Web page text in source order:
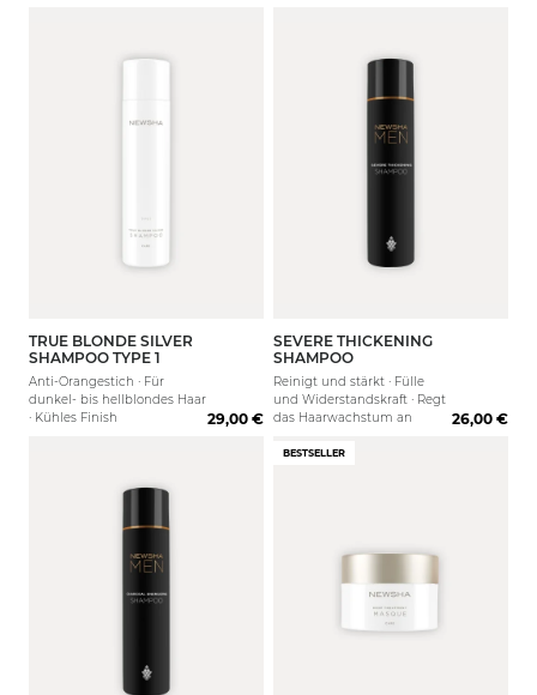
250 ml 1000 ml
TRUE BLONDE SILVER
SHAMPOO TYPE 1
Anti-Orangestich · Für
dunkel- bis hellblondes Haar
· Kühles Finish
29,00 €
80 ml 250 ml
SEVERE THICKENING
SHAMPOO
Reinigt und stärkt · Fülle
und Widerstandskraft · Regt
das Haarwachstum an
26,00 €
BESTSELLER